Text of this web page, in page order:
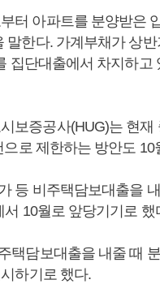
터 아파트를 분양받은
말한다. 가계부채가 상
집단대출에서 차지하고
보증공사(HUG)는 현
로 제한하는 방안도
등 비주택담보대출을
10월로 앞당기기로 했
택담보대출을 내줄 때
하기로 했다.